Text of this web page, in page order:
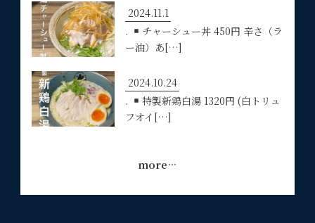
2024.11.1
.
チャーシュー丼 450円 辛さ（ラ
ー油）あ[…]
2024.10.24
.
特製新鶏白湯 1320円 (白トリュ
フオイ[…]
more…